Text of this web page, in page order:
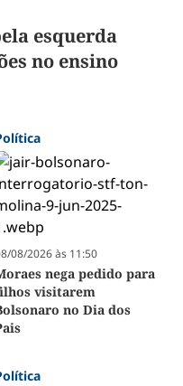
esquerda
no ensino
08/2026 às 11:50
nega pedido para
visitarem
no Dia dos